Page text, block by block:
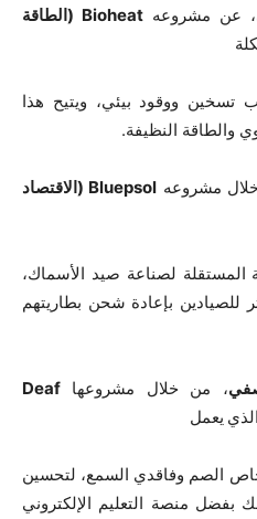
، عن مشروعهBioheat (الطاقة
تسخين ووقود بيئي، ويتيح هذا
والطاقة النظيفة.
مشروعه Bluepsol (الاقتصاد
المستقلة لصناعة صيد الأسماك،
للصيادين بإعادة شحن بطاريتهم
، من خلال مشروعها Deaf
الذي يعمل
الصم وفاقدي السمع، لتحسين
بفضل منصة التعليم الإلكتروني